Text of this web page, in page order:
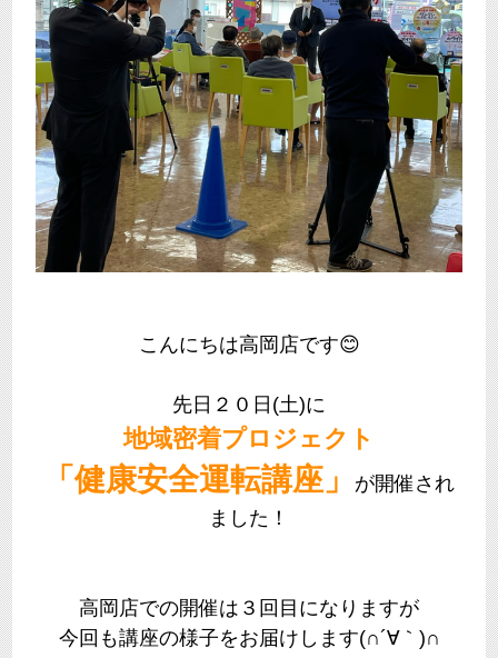
こんにちは高岡店です😊
先日２０日(土)に
地域密着プロジェクト
「健康安全運転講座」
が開催され
ました！
高岡店での開催は３回目になりますが
今回も講座の様子をお届けします(∩´∀｀)∩